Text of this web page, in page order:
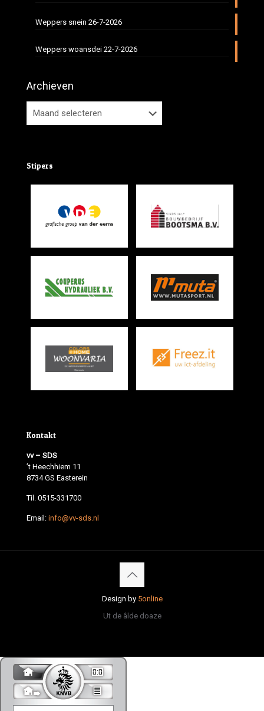
Weppers snein 26-7-2026
Weppers woansdei 22-7-2026
Archieven
Stipers
Kontakt
vv – SDS
’t Heechhiem 11
8734 GS Easterein
Til. 0515-331700
Email: info@vv-sds.nl
Design by 5online
Ut de âlde doaze